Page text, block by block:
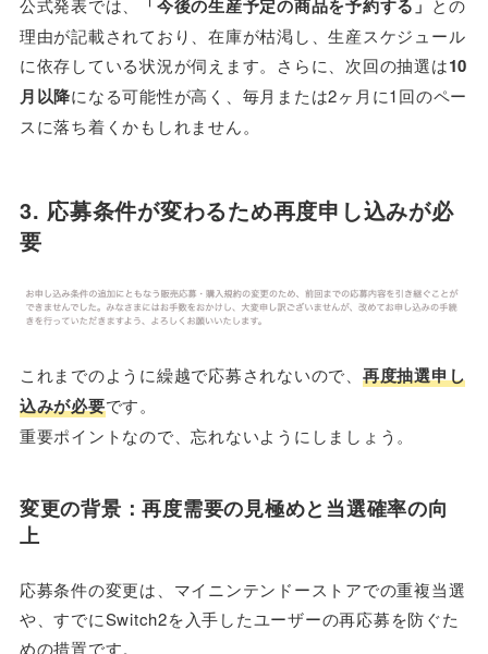
公式発表では、 「今後の生産予定の商品を予約する」 との
理由が記載されており、在庫が枯渇し、生産スケジュール
に依存している状況が伺えます。さらに、次回の抽選は10
月以降になる可能性が高く、毎月または2ヶ月に1回のペー
スに落ち着くかもしれません。
3. 応募条件が変わるため再度申し込みが必
要
これまでのように繰越で応募されないので、 再度抽選申し
込みが必要です。
重要ポイントなので、忘れないようにしましょう。
変更の背景：再度需要の見極めと当選確率の向
上
応募条件の変更は、マイニンテンドーストアでの重複当選
や、すでにSwitch2を入手したユーザーの再応募を防ぐた
めの措置です。